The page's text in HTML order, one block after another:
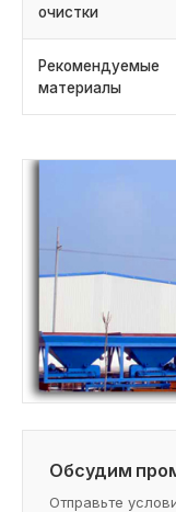
очистки
Рекомендуемые
материалы
Обсудим
Отправьте